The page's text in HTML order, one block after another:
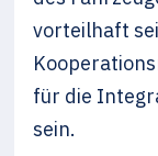
vorteilhaft
für die
sein.